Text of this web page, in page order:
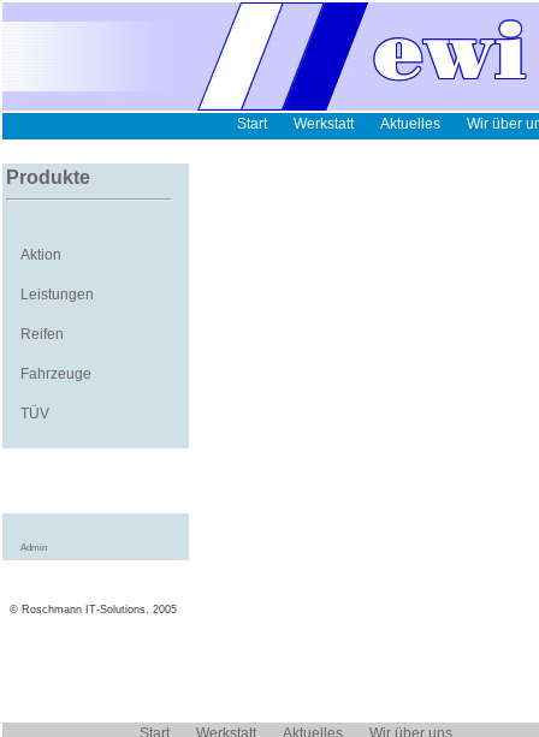
Start Werkstatt Aktuelles Wir über
Produkte
Aktion
Leistungen
Reifen
Fahrzeuge
TÜV
Admin
© Roschmann IT-Solutions, 2005
Start Werkstatt Aktuelles Wir über uns